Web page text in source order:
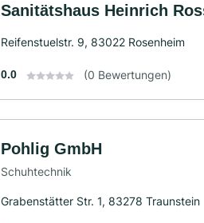
Sanitätshaus Heinrich
Reifenstuelstr. 9, 83022 Rosenheim
0.0 (0 Bewertungen)
Pohlig GmbH
Schuhtechnik
Grabenstätter Str. 1, 83278 Traunstein